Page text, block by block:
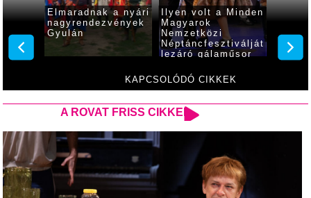
KAPCSOLÓDÓ CIKKEK
Elmaradnak a nyári
nagyrendezvények
Gyulán
Ilyen volt a Minden
Magyarok
Nemzetközi
Néptáncfesztiválját
lezáró gálaműsor
A ROVAT FRISS CIKKEI